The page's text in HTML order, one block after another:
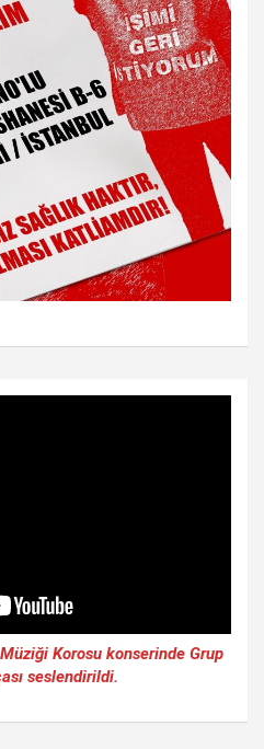
Korosu konserinde Grup
seslendirildi.